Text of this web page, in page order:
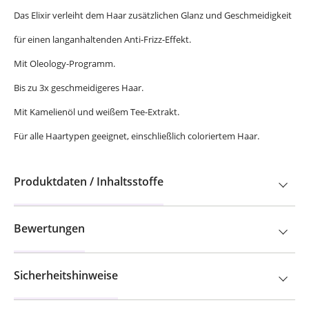
Das Elixir verleiht dem Haar zusätzlichen Glanz und Geschmeidigkeit
für einen langanhaltenden Anti-Frizz-Effekt.
Mit Oleology-Programm.
Bis zu 3x geschmeidigeres Haar.
Mit Kamelienöl und weißem Tee-Extrakt.
Für alle Haartypen geeignet, einschließlich coloriertem Haar.
Produktdaten / Inhaltsstoffe
Bewertungen
Sicherheitshinweise